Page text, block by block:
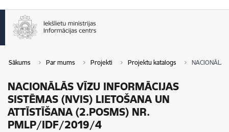
Sākums Par mums Projekti Projektu katalogs
NACIONĀLĀS VĪZU INFORMĀCIJAS
SISTĒMAS (NVIS) LIETOŠANA UN
ATTĪSTĪŠANA (2.POSMS) NR.
PMLP/IDF/2019/4